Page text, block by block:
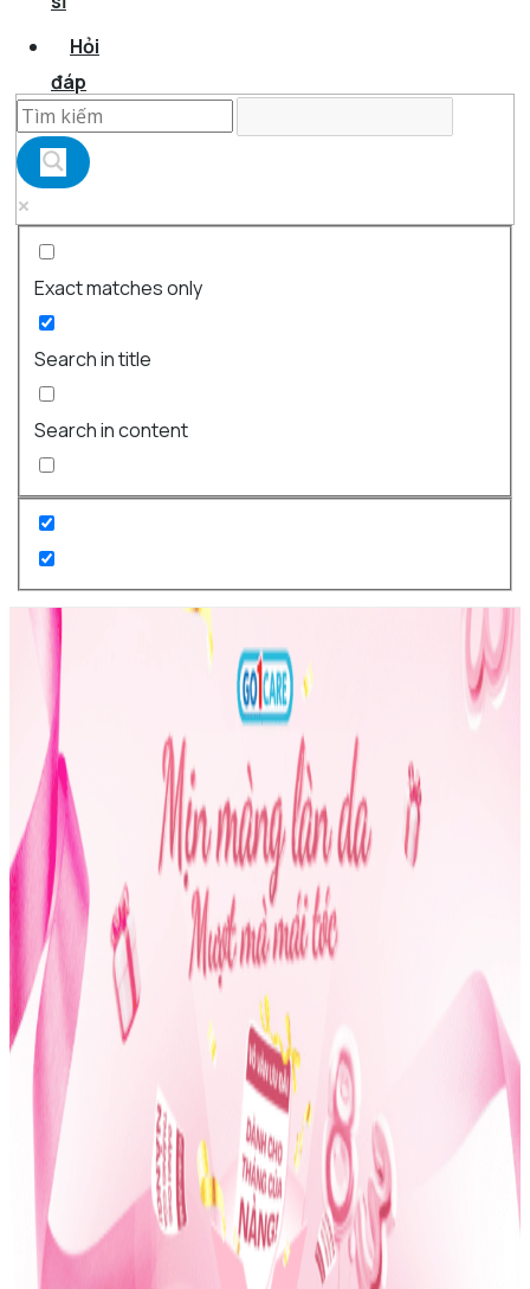
Hỏi
đáp
Exact matches only
Search in title
Search in content